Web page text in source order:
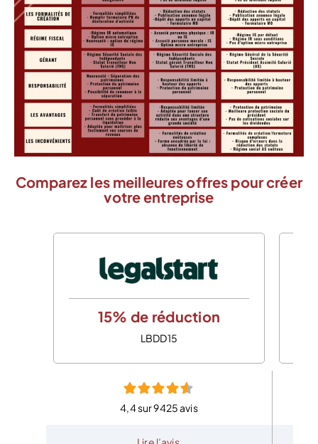
Comparez les meilleures offres pour créer
votre entreprise
15% de réduction
LBDD15
4,4 sur 9425 avis